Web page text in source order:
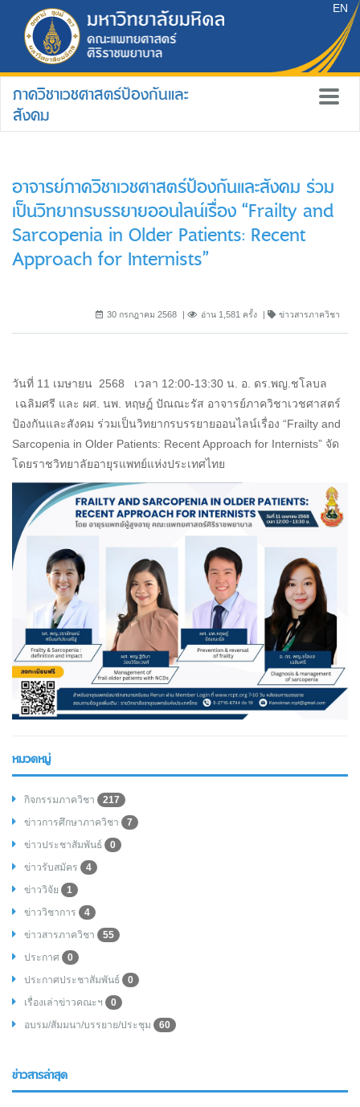
EN
ภาควิชาเวชศาสตร์ป้องกันและ
สังคม
อาจารย์ภาควิชาเวชศาสตร์ป้องกันและสังคม ร่วม
เป็นวิทยากรบรรยายออนไลน์เรื่อง “Frailty and
Sarcopenia in Older Patients: Recent
Approach for Internists”
30 กรกฎาคม 2568 อ่าน 1,581 ครั้ง ข่าวสารภาควิชา
วันที่ 11 เมษายน 2568 เวลา 12:00-13:30 น. อ. ดร.พญ.ชโลบล
เฉลิมศรี และ ผศ. นพ. หฤษฎ์ ปัณณะรัส อาจารย์ภาควิชาเวชศาสตร์
ป้องกันและสังคม ร่วมเป็นวิทยากรบรรยายออนไลน์เรื่อง “Frailty and
Sarcopenia in Older Patients: Recent Approach for Internists” จัด
โดยราชวิทยาลัยอายุรแพทย์แห่งประเทศไทย
หมวดหมู่
กิจกรรมภาควิชา
217
ข่าวการศึกษาภาควิชา
7
ข่าวประชาสัมพันธ์
0
ข่าวรับสมัคร
4
ข่าววิจัย
1
ข่าววิชาการ
4
ข่าวสารภาควิชา
55
ประกาศ
0
ประกาศประชาสัมพันธ์
0
เรื่องเล่าข่าวคณะฯ
0
อบรม/สัมมนา/บรรยาย/ประชุม
60
ข่าวสารล่าสุด